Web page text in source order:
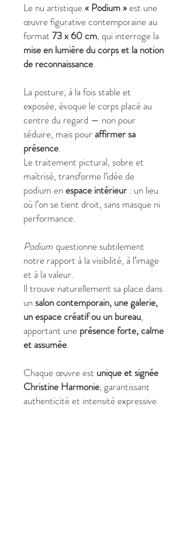
Le nu artistique« Podium »est une
œuvre figurative contemporaine au
format 73 x 60 cm, qui interroge la
mise en lumière du corps et la notion
de reconnaissance.
La posture, à la fois stable et
exposée, évoque le corps placé au
centre du regard — non pour
séduire, mais pouraffirmer sa
présence.
Le traitement pictural, sobre et
maîtrisé, transforme l’idée de
podium enespace intérieur : un lieu
où l’on se tient droit, sans masque ni
performance.
Podium questionne subtilement
notre rapport à la visibilité, à l’image
et à la valeur.
Il trouve naturellement sa place dans
unsalon contemporain, une galerie,
un espace créatif ou un bureau,
apportant une présence forte, calme
et assumée.
Chaque œuvre est unique et signée
Christine Harmonie, garantissant
authenticité et intensité expressive.